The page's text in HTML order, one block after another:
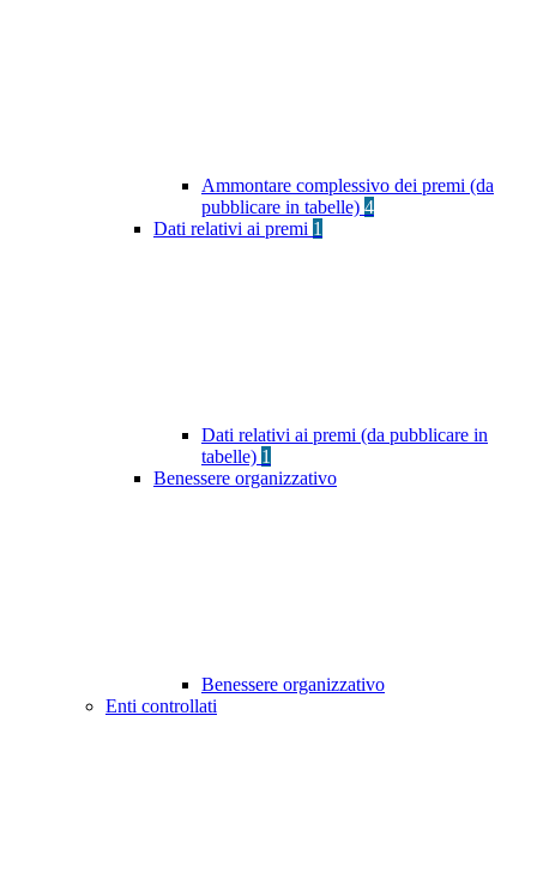
Ammontare complessivo dei premi (da
pubblicare in tabelle) 4
Dati relativi ai premi 1
Dati relativi ai premi (da pubblicare in
tabelle) 1
Benessere organizzativo
Benessere organizzativo
Enti controllati